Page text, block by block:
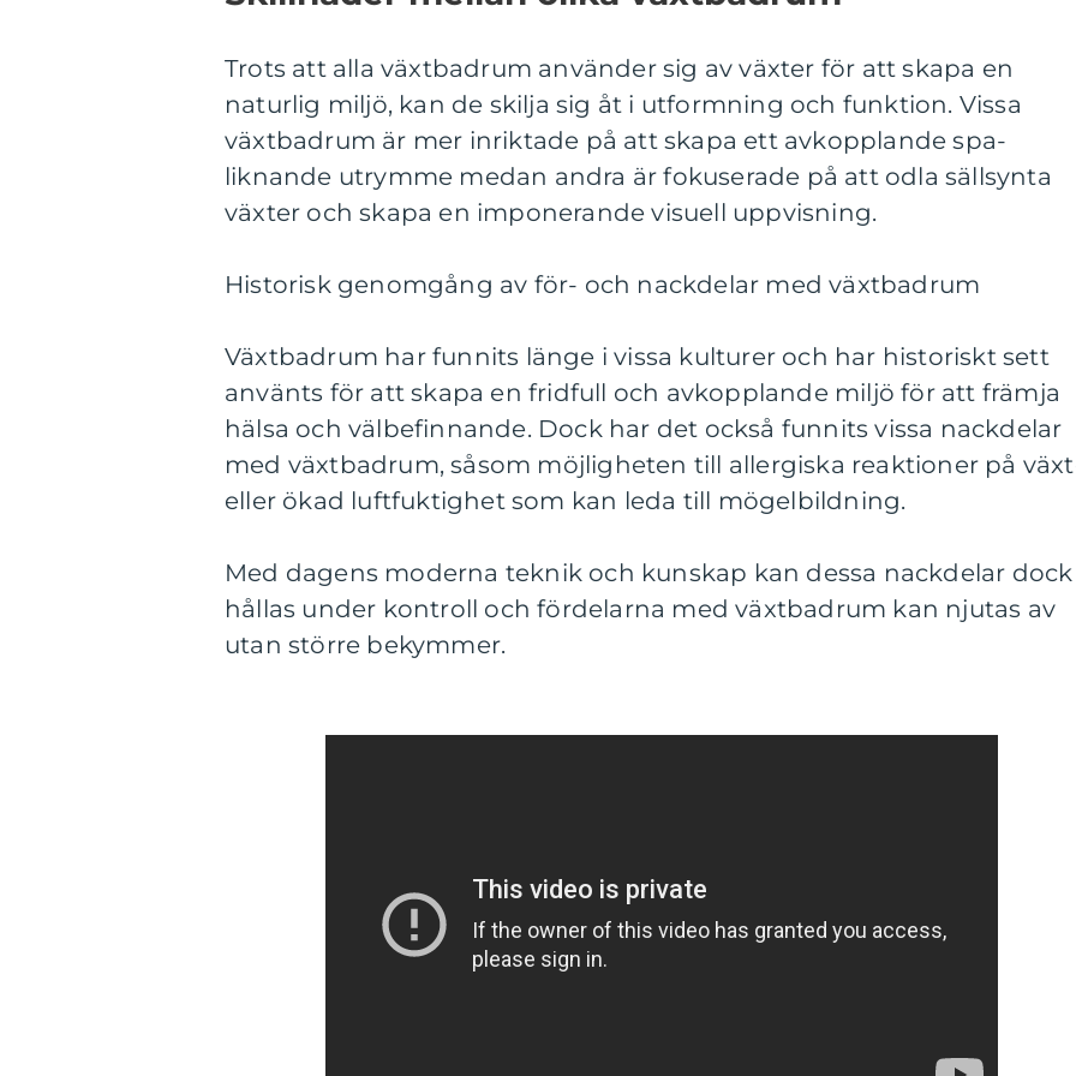
Trots att alla växtbadrum använder sig av växter för att skapa en
naturlig miljö, kan de skilja sig åt i utformning och funktion. Vissa
växtbadrum är mer inriktade på att skapa ett avkopplande spa-
liknande utrymme medan andra är fokuserade på att odla sällsynta
växter och skapa en imponerande visuell uppvisning.
Historisk genomgång av för- och nackdelar med växtbadrum
Växtbadrum har funnits länge i vissa kulturer och har historiskt sett
använts för att skapa en fridfull och avkopplande miljö för att främja
hälsa och välbefinnande. Dock har det också funnits vissa nackdelar
med växtbadrum, såsom möjligheten till allergiska reaktioner på
eller ökad luftfuktighet som kan leda till mögelbildning.
Med dagens moderna teknik och kunskap kan dessa nackdelar dock
hållas under kontroll och fördelarna med växtbadrum kan njutas av
utan större bekymmer.